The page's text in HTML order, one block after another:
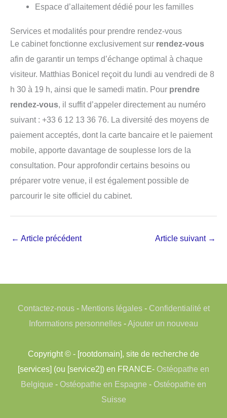
Espace d’allaitement dédié pour les familles
Services et modalités pour prendre rendez-vous
Le cabinet fonctionne exclusivement sur rendez-vous
afin de garantir un temps d’échange optimal à chaque
visiteur. Matthias Bonicel reçoit du lundi au vendredi de 8
h 30 à 19 h, ainsi que le samedi matin. Pour prendre
rendez-vous, il suffit d’appeler directement au numéro
suivant : +33 6 12 13 36 76. La diversité des moyens de
paiement acceptés, dont la carte bancaire et le paiement
mobile, apporte davantage de souplesse lors de la
consultation. Pour approfondir certains besoins ou
préparer votre venue, il est également possible de
parcourir le site officiel du cabinet.
← Article précédent Article suivant →
Contactez-nous- Mentions légales- Confidentialité et
Informations personnelles -Ajouter un nouveau
Copyright © - [rootdomain], site de recherche de
[services] (ou [service2]) en FRANCE- Ostéopathe en
Belgique - Ostéopathe en Espagne - Ostéopathe en
Suisse